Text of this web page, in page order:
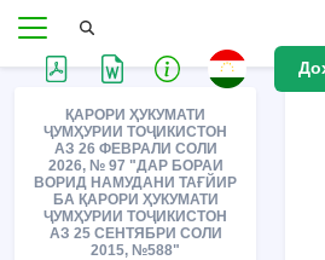
ҚАРОРИ ҲУКУМАТИ
ҶУМҲУРИИ ТОҶИКИСТОН
АЗ 26 ФЕВРАЛИ СОЛИ
2026, № 97 "ДАР БОРАИ
ВОРИД НАМУДАНИ ТАҒЙИР
БА ҚАРОРИ ҲУКУМАТИ
ҶУМҲУРИИ ТОҶИКИСТОН
АЗ 25 СЕНТЯБРИ СОЛИ
2015, №588"